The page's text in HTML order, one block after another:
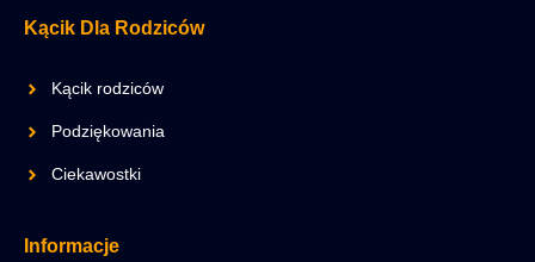
Kącik Dla Rodziców
Kącik rodziców
Podziękowania
Ciekawostki
Informacje